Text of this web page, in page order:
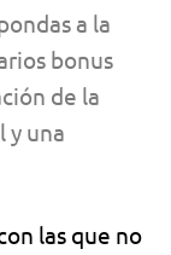
a la
bonus
de la
y una
las que no